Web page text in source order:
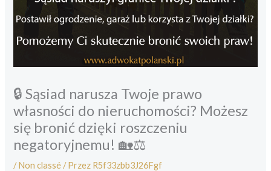
🔒 Sąsiad narusza Twoje prawo
własności do nieruchomości? Możesz
się bronić dzięki roszczeniu
negatoryjnemu! 🏡⚖️
/Non classé / Przez R5f33zbb3J26Fgf